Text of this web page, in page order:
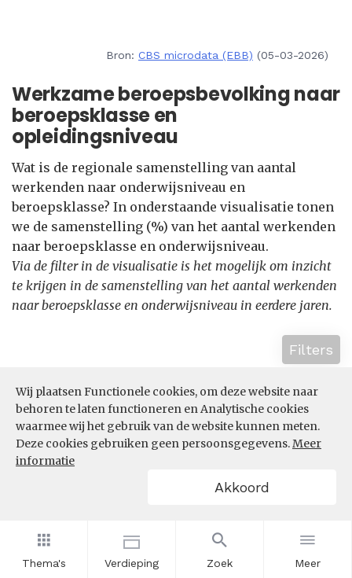
Thema's Verdieping Zoek Meer
Wij plaatsen Functionele cookies, om deze website naar
behoren te laten functioneren en Analytische cookies
waarmee wij het gebruik van de website kunnen meten.
Deze cookies gebruiken geen persoonsgegevens.Meer
informatie
Akkoord
Bron: CBS microdata (EBB) (05-03-2026)
Werkzame beroepsbevolking naar
beroepsklasse en
opleidingsniveau
Wat is de regionale samenstelling van aantal
werkenden naar onderwijsniveau en
beroepsklasse? In onderstaande visualisatie tonen
we de samenstelling (%) van het aantal werkenden
naar beroepsklasse en onderwijsniveau.
Via de filter in de visualisatie is het mogelijk om inzicht
te krijgen in de samenstelling van het aantal werkenden
naar beroepsklasse en onderwijsniveau in eerdere jaren.
Filters